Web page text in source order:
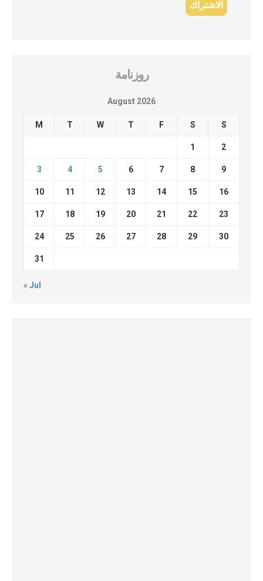
روزنامة
August 2026
M T W T F S S
1 2
3 4 5 6 7 8 9
10 11 12 13 14 15 16
17 18 19 20 21 22 23
24 25 26 27 28 29 30
31
« Jul